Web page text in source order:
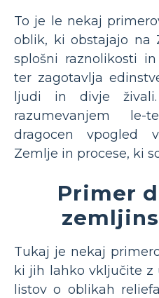
To je le nekaj
oblik, ki obstajajo na
splošni raznolikosti
ter zagotavlja
ljudi in divje
razumevanjem
dragocen vpogled
Zemlje in procese, ki
Primer
Tukaj je nekaj
ki jih lahko vključite z
listov o oblikah